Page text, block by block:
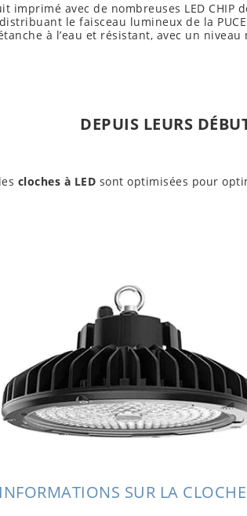
imprimé avec de nombreuses LED
le faisceau lumineux de la PUCE
à l’eau et résistant, avec un
DEPUIS LEURS
cloches à LED sont optimisées pour
SUR LA